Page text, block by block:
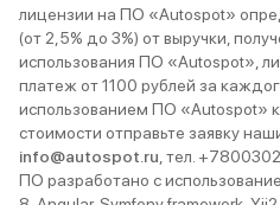
лицензии на ПО «Autospot»
(от 2,5% до 3%) от выручки,
использования ПО «Autospot»,
платеж от 1100 рублей за
использованием ПО «Autospot»
стоимости отправьте заявку
info@autospot.ru , тел.
ПО разработано с